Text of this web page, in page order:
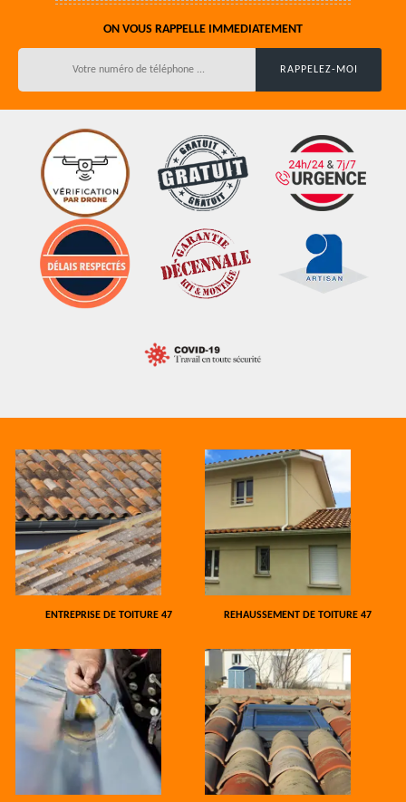
ON VOUS RAPPELLE IMMEDIATEMENT
ENTREPRISE DE TOITURE 47 REHAUSSEMENT DE TOITURE 47